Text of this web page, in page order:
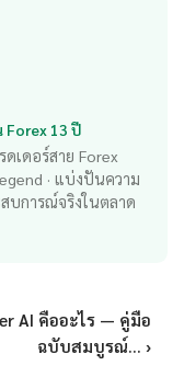
Forex 13 ปี
เดอร์สาย Forex
· แบ่งปันความ
บการณ์จริงในตลาด
AI คืออะไร — คู่มือ
ฉบับสมบูรณ์... ›